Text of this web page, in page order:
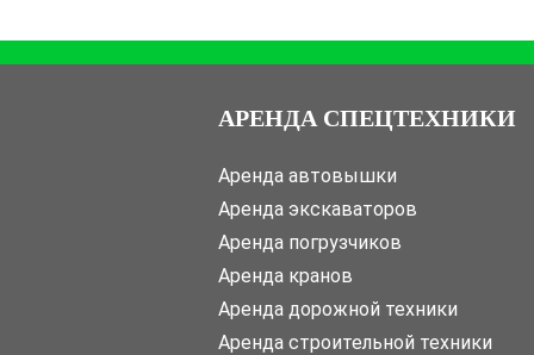
АРЕНДА СПЕЦТЕХНИКИ
Аренда автовышки
Аренда экскаваторов
Аренда погрузчиков
Аренда кранов
Аренда дорожной техники
Аренда строительной техники